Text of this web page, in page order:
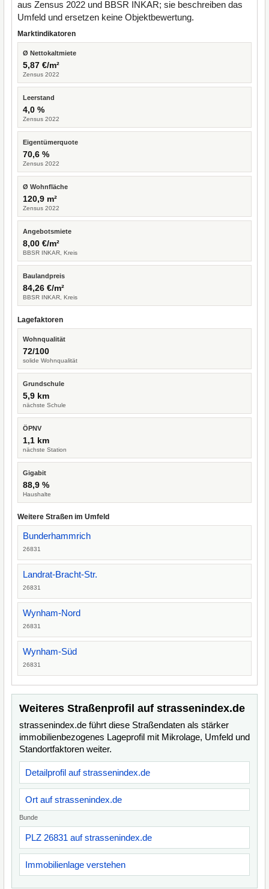
aus Zensus 2022 und BBSR INKAR; sie beschreiben das
Umfeld und ersetzen keine Objektbewertung.
Marktindikatoren
Ø Nettokaltmiete
5,87 €/m²
Zensus 2022
Leerstand
4,0 %
Zensus 2022
Eigentümerquote
70,6 %
Zensus 2022
Ø Wohnfläche
120,9 m²
Zensus 2022
Angebotsmiete
8,00 €/m²
BBSR INKAR, Kreis
Baulandpreis
84,26 €/m²
BBSR INKAR, Kreis
Lagefaktoren
Wohnqualität
72/100
solide Wohnqualität
Grundschule
5,9 km
nächste Schule
ÖPNV
1,1 km
nächste Station
Gigabit
88,9 %
Haushalte
Weitere Straßen im Umfeld
Bunderhammrich
26831
Landrat-Bracht-Str.
26831
Wynham-Nord
26831
Wynham-Süd
26831
Weiteres Straßenprofil auf strassenindex.de
strassenindex.de führt diese Straßendaten als stärker
immobilienbezogenes Lageprofil mit Mikrolage, Umfeld und
Standortfaktoren weiter.
Detailprofil auf strassenindex.de
Ort auf strassenindex.de
Bunde
PLZ 26831 auf strassenindex.de
Immobilienlage verstehen